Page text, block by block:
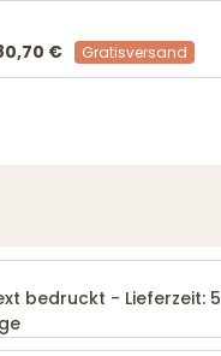
€ Gratisversand
bedruckt - Lieferzeit: 5